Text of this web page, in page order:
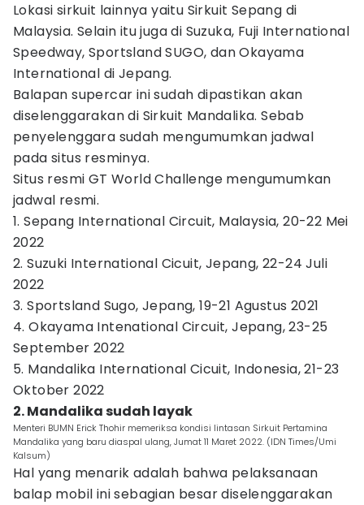
Lokasi sirkuit lainnya yaitu Sirkuit Sepang di
Malaysia. Selain itu juga di Suzuka, Fuji International
Speedway, Sportsland SUGO, dan Okayama
International di Jepang.
Balapan supercar ini sudah dipastikan akan
diselenggarakan di Sirkuit Mandalika. Sebab
penyelenggara sudah mengumumkan jadwal
pada situs resminya.
Situs resmi GT World Challenge mengumumkan
jadwal resmi.
1. Sepang International Circuit, Malaysia, 20-22 Mei
2022
2. Suzuki International Cicuit, Jepang, 22-24 Juli
2022
3. Sportsland Sugo, Jepang, 19-21 Agustus 2021
4. Okayama Intenational Circuit, Jepang, 23-25
September 2022
5. Mandalika International Cicuit, Indonesia, 21-23
Oktober 2022
2. Mandalika sudah layak
Menteri BUMN Erick Thohir memeriksa kondisi lintasan Sirkuit Pertamina
Mandalika yang baru diaspal ulang, Jumat 11 Maret 2022. (IDN Times/Umi
Kalsum)
Hal yang menarik adalah bahwa pelaksanaan
balap mobil ini sebagian besar diselenggarakan